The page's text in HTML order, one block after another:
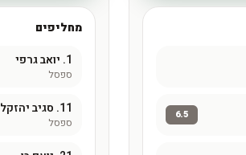
6.5
מחליפים
1. יואב גרפי
ספסל
11. סגיב יהזקל
ספסל